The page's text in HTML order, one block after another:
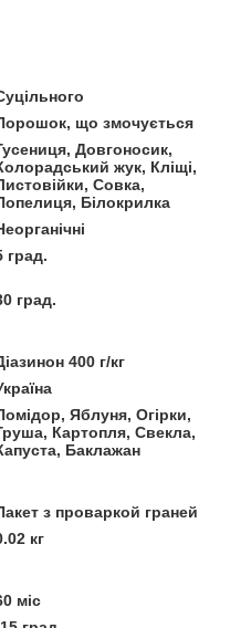
що змочується
Довгоносик,
жук, Кліщі,
Совка,
Білокрилка
град.
град.
400 г/кг
Яблуня, Огірки,
Картопля, Свекла,
Баклажан
з проваркой граней
кг
міс